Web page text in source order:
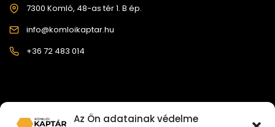
Az Ön adatainak védelme
7300 Komló, 48-as tér 1. B ép.
info@komloikaptar.hu
+36 72 483 014